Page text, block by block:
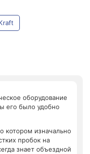
оборудование
его было удобно
котором изначально
пробок на
знает объездной